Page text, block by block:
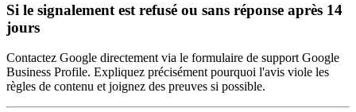
Si le signalement est refusé ou sans réponse après 14
jours
Contactez Google directement via le formulaire de support Google
Business Profile. Expliquez précisément pourquoi l'avis viole les
règles de contenu et joignez des preuves si possible.